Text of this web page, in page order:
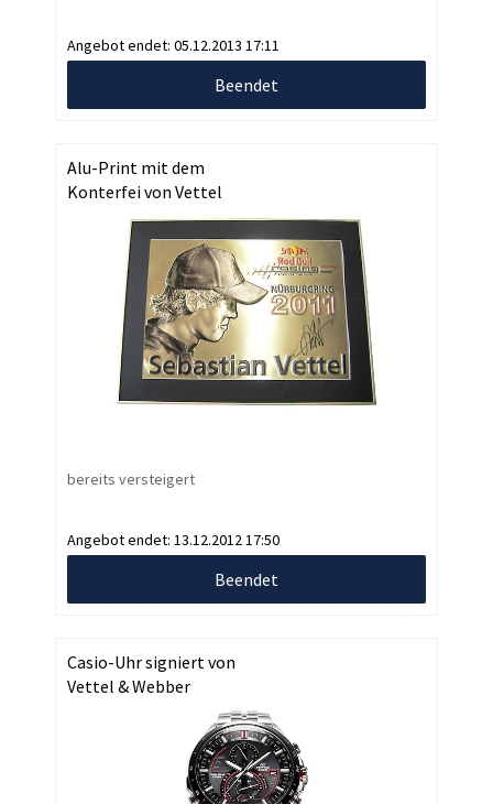
Angebot endet: 05.12.2013 17:11
Beendet
Alu-Print mit dem
Konterfei von Vettel
bereits versteigert
Angebot endet: 13.12.2012 17:50
Beendet
Casio-Uhr signiert von
Vettel & Webber